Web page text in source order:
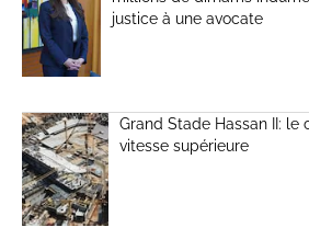
justice à une avocate
Grand Stade Hassan II: le
vitesse supérieure